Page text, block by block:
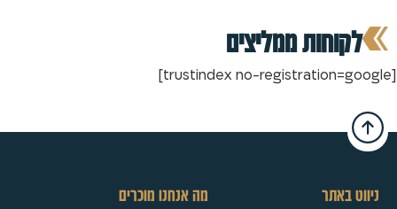
לקוחות ממליצים
[trustindex no-registration=google]
ניווט באתר מה אנחנו מוכרים